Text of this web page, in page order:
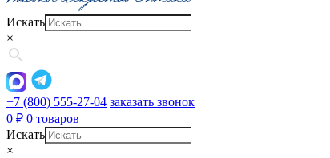
Искать
×
+7 (800) 555-27-04 заказать звонок
0 ₽ 0 товаров
Искать
×